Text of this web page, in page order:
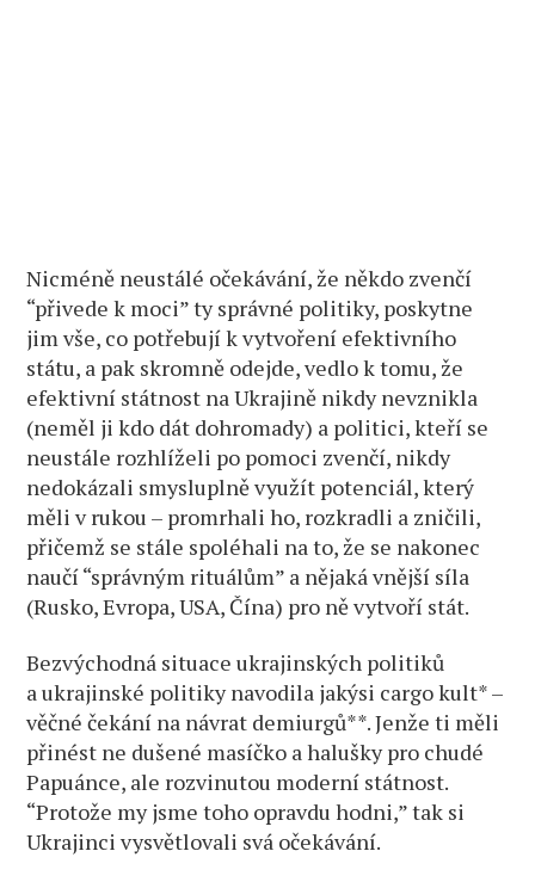
Nicméně neustálé očekávání, že někdo zvenčí
“přivede k moci” ty správné politiky, poskytne
jim vše, co potřebují k vytvoření efektivního
státu, a pak skromně odejde, vedlo k tomu, že
efektivní státnost na Ukrajině nikdy nevznikla
(neměl ji kdo dát dohromady) a politici, kteří se
neustále rozhlíželi po pomoci zvenčí, nikdy
nedokázali smysluplně využít potenciál, který
měli v rukou – promrhali ho, rozkradli a zničili,
přičemž se stále spoléhali na to, že se nakonec
naučí “správným rituálům” a nějaká vnější síla
(Rusko, Evropa, USA, Čína) pro ně vytvoří stát.
Bezvýchodná situace ukrajinských politiků
a ukrajinské politiky navodila jakýsi cargo kult* –
věčné čekání na návrat demiurgů**. Jenže ti měli
přinést ne dušené masíčko a halušky pro chudé
Papuánce, ale rozvinutou moderní státnost.
“Protože my jsme toho opravdu hodni,” tak si
Ukrajinci vysvětlovali svá očekávání.